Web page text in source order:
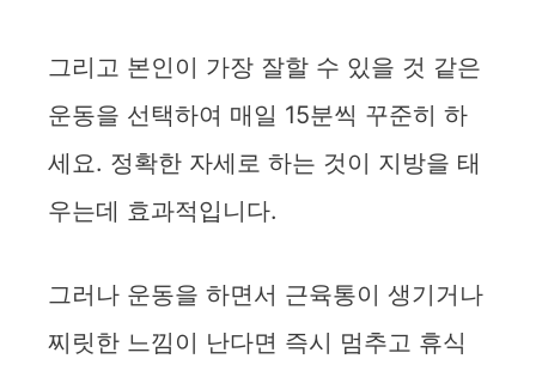
그리고 본인이 가장 잘할 수 있을 것 같은
운동을 선택하여 매일 15분씩 꾸준히 하
세요. 정확한 자세로 하는 것이 지방을 태
우는데 효과적입니다.
그러나 운동을 하면서 근육통이 생기거나
찌릿한 느낌이 난다면 즉시 멈추고 휴식